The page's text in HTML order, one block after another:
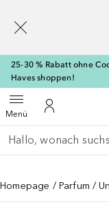
25-30 % Rabatt ohne
Haves shoppen!
MenüMenü öffnenZu Meinem
Gehe zurück
Suche ausführen
Homepage Parfum